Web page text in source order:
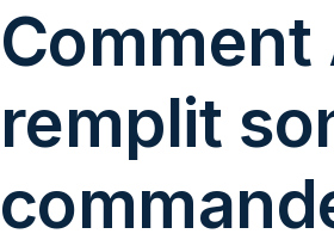
Comment
remplit